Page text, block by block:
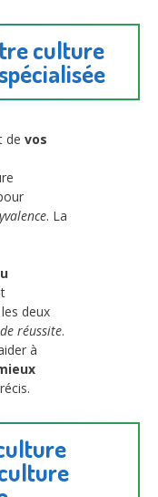
culture
de vos
. La
deux
réussite.
à